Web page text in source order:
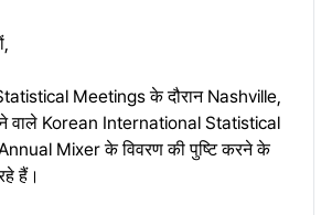
Meetings के दौरान Nashville,
वाले Korean International Statistical
Mixer के विवरण की पुष्टि करने के
हैं।